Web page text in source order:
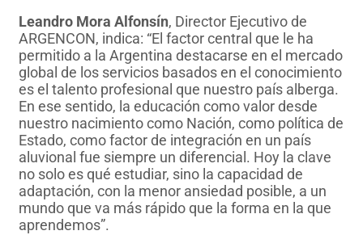
Leandro Mora Alfonsín, Director Ejecutivo de
ARGENCON, indica: “El factor central que le ha
permitido a la Argentina destacarse en el mercado
global de los servicios basados en el conocimiento
es el talento profesional que nuestro país alberga.
En ese sentido, la educación como valor desde
nuestro nacimiento como Nación, como política de
Estado, como factor de integración en un país
aluvional fue siempre un diferencial. Hoy la clave
no solo es qué estudiar, sino la capacidad de
adaptación, con la menor ansiedad posible, a un
mundo que va más rápido que la forma en la que
aprendemos”.